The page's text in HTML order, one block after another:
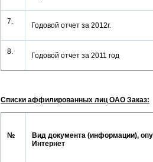
7. Годовой отчет за 2012г.
8. Годовой отчет за 2011 год
Списки аффилированных лиц ОАО Заказ:
№
Вид документа (информации),
Интернет